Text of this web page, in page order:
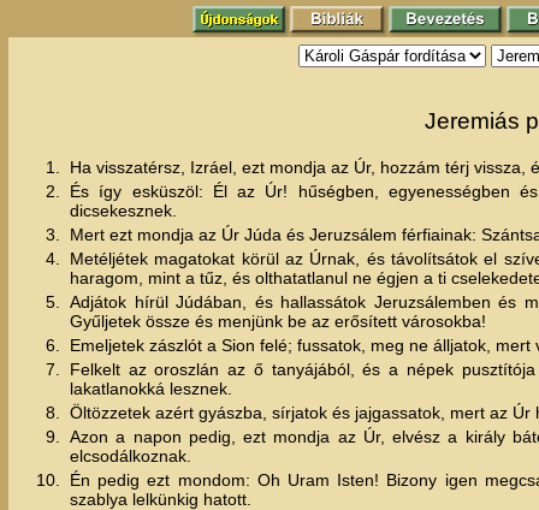
Jeremiás
1.
Ha visszatérsz, Izráel, ezt mondja az Úr, hozzám térj
2.
És így esküszöl: Él az Úr! hűségben, egyenességben
dicsekesznek.
3.
Mert ezt mondja az Úr Júda és Jeruzsálem férfiainak:
4.
Metéljétek magatokat körül az Úrnak, és távolítsátok el
haragom, mint a tűz, és olthatatlanul ne égjen a ti
5.
Adjátok hírül Júdában, és hallassátok Jeruzsálemben és
Gyűljetek össze és menjünk be az erősített városokba!
6.
Emeljetek zászlót a Sion felé; fussatok, meg ne álljatok,
7.
Felkelt az oroszlán az ő tanyájából, és a népek
lakatlanokká lesznek.
8.
Öltözzetek azért gyászba, sírjatok és jajgassatok, mert az
9.
Azon a napon pedig, ezt mondja az Úr, elvész a király
elcsodálkoznak.
10.
Én pedig ezt mondom: Oh Uram Isten! Bizony igen
szablya lelkünkig hatott.